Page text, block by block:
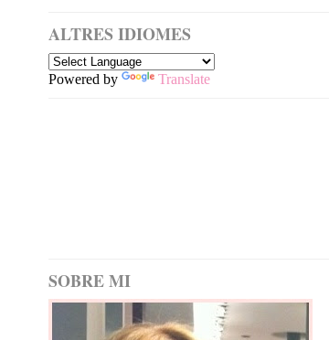
ALTRES IDIOMES
Powered by Translate
SOBRE MI